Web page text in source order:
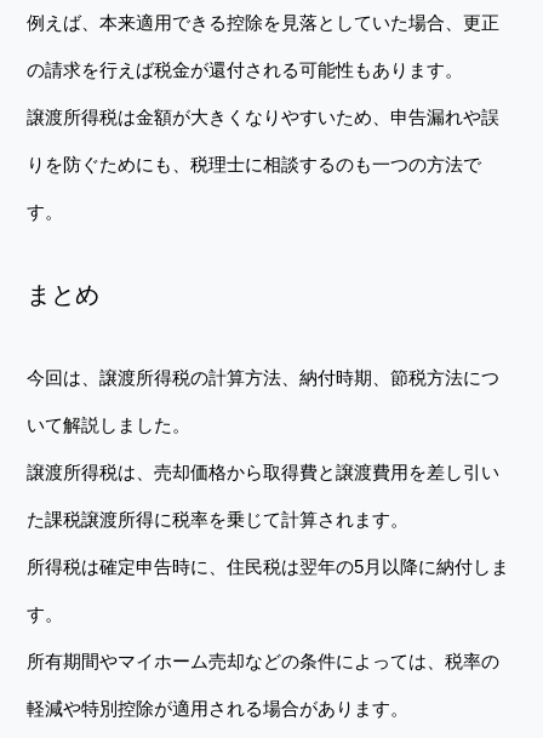
例えば、本来適用できる控除を見落としていた場合、更正
の請求を行えば税金が還付される可能性もあります。
譲渡所得税は金額が大きくなりやすいため、申告漏れや誤
りを防ぐためにも、税理士に相談するのも一つの方法で
す。
まとめ
今回は、譲渡所得税の計算方法、納付時期、節税方法につ
いて解説しました。
譲渡所得税は、売却価格から取得費と譲渡費用を差し引い
た課税譲渡所得に税率を乗じて計算されます。
所得税は確定申告時に、住民税は翌年の5月以降に納付しま
す。
所有期間やマイホーム売却などの条件によっては、税率の
軽減や特別控除が適用される場合があります。